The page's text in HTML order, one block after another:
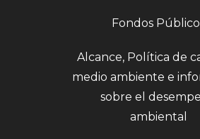
Fondos
Alcance, Política de
medio ambiente e
sobre el
ambiental